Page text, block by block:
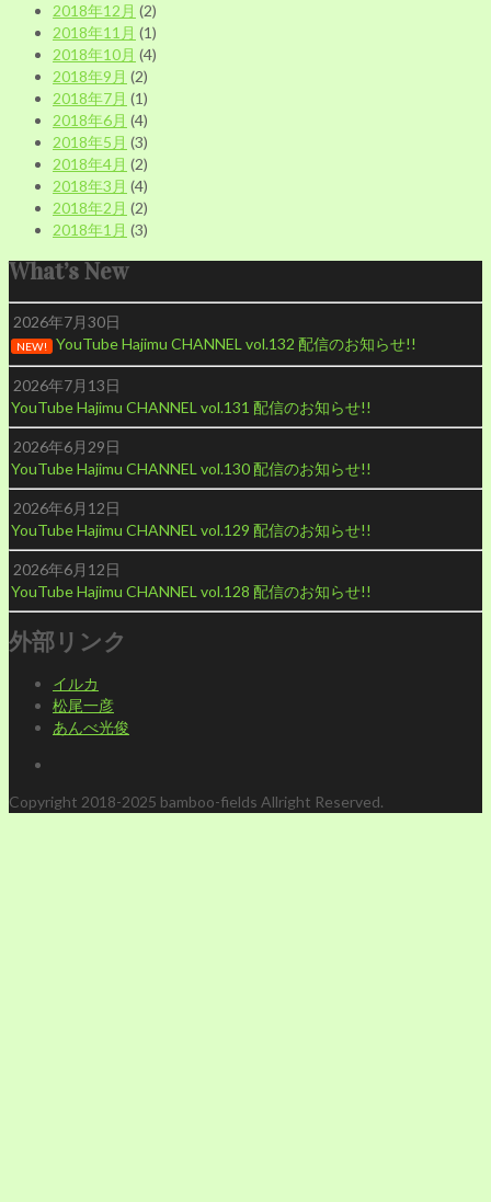
2018年12月 (2)
2018年11月 (1)
2018年10月 (4)
2018年9月 (2)
2018年7月 (1)
2018年6月 (4)
2018年5月 (3)
2018年4月 (2)
2018年3月 (4)
2018年2月 (2)
2018年1月 (3)
What’s New
2026年7月30日
NEW! YouTube Hajimu CHANNEL vol.132 配信のお知らせ!!
2026年7月13日
YouTube Hajimu CHANNEL vol.131 配信のお知らせ!!
2026年6月29日
YouTube Hajimu CHANNEL vol.130 配信のお知らせ!!
2026年6月12日
YouTube Hajimu CHANNEL vol.129 配信のお知らせ!!
2026年6月12日
YouTube Hajimu CHANNEL vol.128 配信のお知らせ!!
外部リンク
イルカ
松尾一彦
あんべ光俊
Copyright 2018-2025 bamboo-fields Allright Reserved.